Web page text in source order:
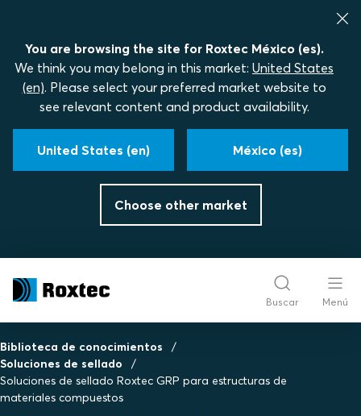
You are browsing the site for Roxtec México (es).
We think you may belong in this market: United States
(en). Please select your preferred market website to
see relevant content and product availability.
United States (en) México (es)
Choose other market
Buscar Menú
Biblioteca de conocimientos
Soluciones de sellado
Soluciones de sellado Roxtec GRP para estructuras de
materiales compuestos